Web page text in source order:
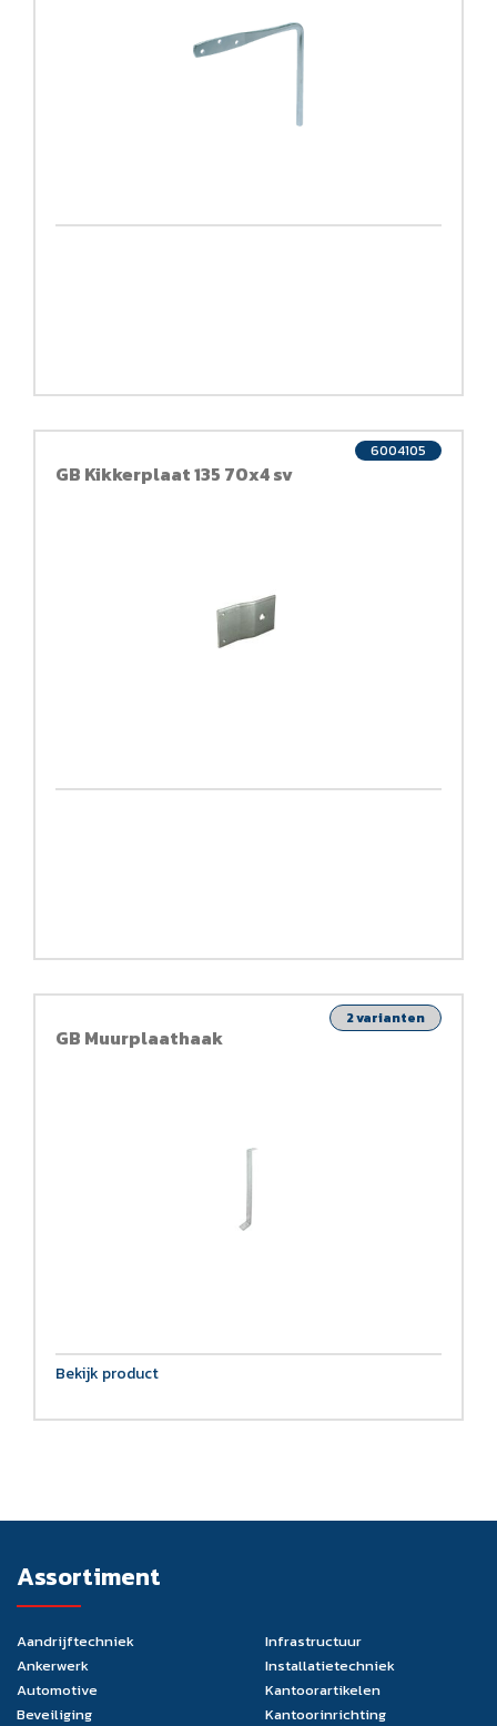
GB Kikkerplaat 135 70x4 sv
6004105
GB Muurplaathaak
2 varianten
Bekijk product
Assortiment
Aandrijftechniek
Ankerwerk
Automotive
Beveiliging
Infrastructuur
Installatietechniek
Kantoorartikelen
Kantoorinrichting